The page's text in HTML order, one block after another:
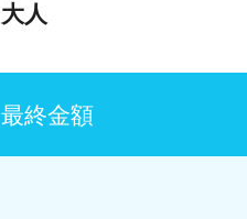
大人
最終金額